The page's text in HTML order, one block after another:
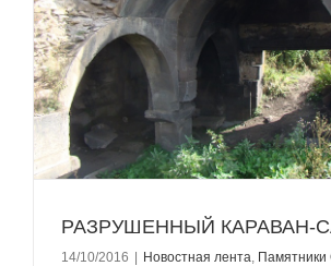
РАЗРУШЕННЫЙ КАРАВАН-
14/10/2016 Новостная лента,